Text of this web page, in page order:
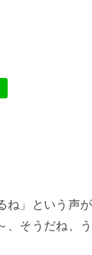
ね」という声
、そうだね、